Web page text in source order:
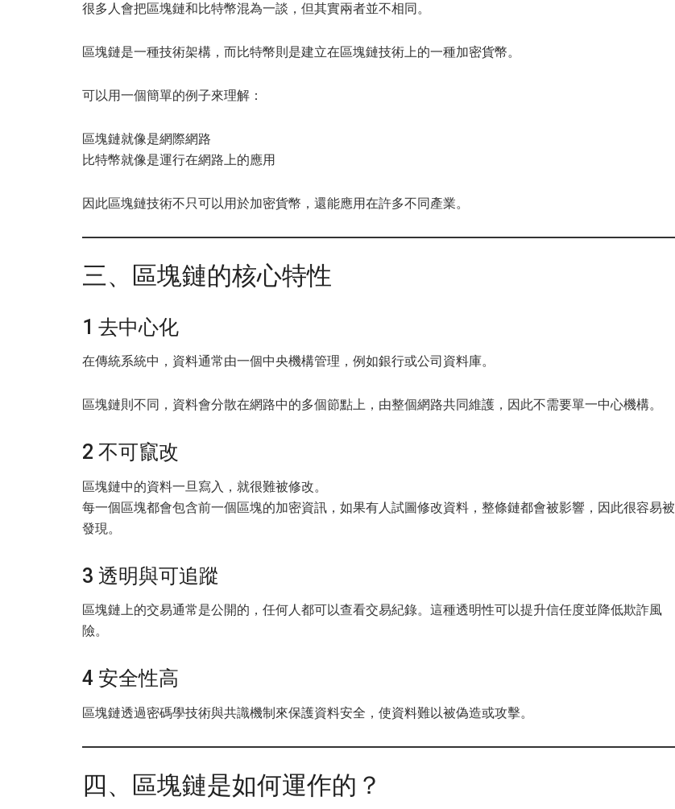
很多人會把區塊鏈和比特幣混為一談，但其實兩者並不相同。
區塊鏈是一種技術架構，而比特幣則是建立在區塊鏈技術上的一種加密貨幣。
可以用一個簡單的例子來理解：
區塊鏈就像是網際網路
比特幣就像是運行在網路上的應用
因此區塊鏈技術不只可以用於加密貨幣，還能應用在許多不同產業。
三、區塊鏈的核心特性
1 去中心化
在傳統系統中，資料通常由一個中央機構管理，例如銀行或公司資料庫。
區塊鏈則不同，資料會分散在網路中的多個節點上，由整個網路共同維護，因此不需要單一中心機構。
2 不可竄改
區塊鏈中的資料一旦寫入，就很難被修改。
每一個區塊都會包含前一個區塊的加密資訊，如果有人試圖修改資料，整條鏈都會被影響，因此很容易被
發現。
3 透明與可追蹤
區塊鏈上的交易通常是公開的，任何人都可以查看交易紀錄。這種透明性可以提升信任度並降低欺詐風
險。
4 安全性高
區塊鏈透過密碼學技術與共識機制來保護資料安全，使資料難以被偽造或攻擊。
四、區塊鏈是如何運作的？